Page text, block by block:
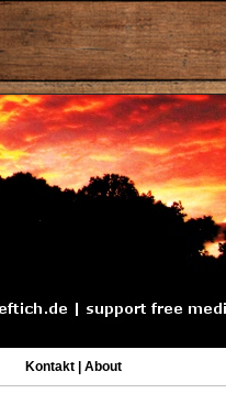
Kontakt | About